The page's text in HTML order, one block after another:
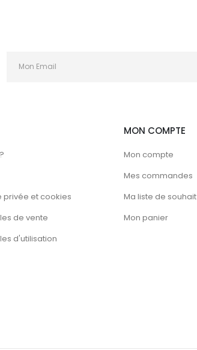
privée et cookies
de vente
d'utilisation
MON COMPTE
Mon compte
Mes commandes
Ma liste de souhait
Mon panier